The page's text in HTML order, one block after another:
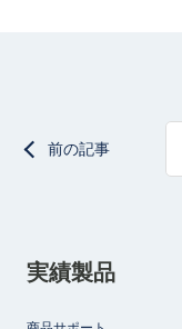
前の記事
実績製品